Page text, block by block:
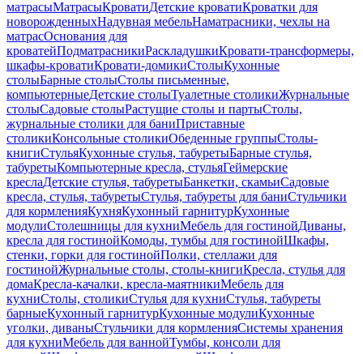
матрасыМатрасыКроватиДетские кроватиКроватки для
новорожденныхНадувная мебельНаматрасники, чехлы на
матрасОснования для
кроватейПодматрасникиРаскладушкиКровати-трансформеры,
шкафы-кроватиКровати-домикиСтолыКухонные
столыБарные столыСтолы письменные,
компьютерныеДетские столыТуалетные столикиЖурнальные
столыСадовые столыРастущие столы и партыСтолы,
журнальные столики для баниПриставные
столикиКонсольные столикиОбеденные группыСтолы-
книгиСтульяКухонные стулья, табуретыБарные стулья,
табуретыКомпьютерные кресла, стульяГеймерские
креслаДетские стулья, табуретыБанкетки, скамьиСадовые
кресла, стулья, табуретыСтулья, табуреты для баниСтульчики
для кормленияКухняКухонный гарнитурКухонные
модулиСтолешницы для кухниМебель для гостинойДиваны,
кресла для гостинойКомоды, тумбы для гостинойШкафы,
стенки, горки для гостинойПолки, стеллажи для
гостинойЖурнальные столы, столы-книгиКресла, стулья для
домаКресла-качалки, кресла-маятникиМебель для
кухниСтолы, столикиСтулья для кухниСтулья, табуреты
барныеКухонный гарнитурКухонные модулиКухонные
уголки, диваныСтульчики для кормленияСистемы хранения
для кухниМебель для ваннойТумбы, консоли для